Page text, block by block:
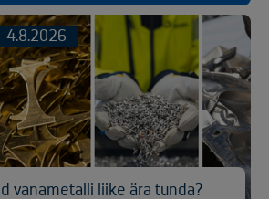
4.8.2026
vanametalli liike ära tunda?